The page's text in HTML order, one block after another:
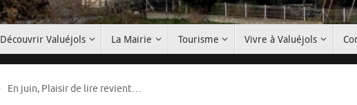
Découvrir Valuéjols La Mairie Tourisme Vivre à Valuéjols
En juin, Plaisir de lire revient…